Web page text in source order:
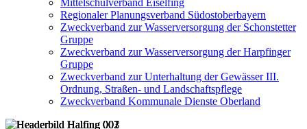
Mittelschulverband Eiselfing
Regionaler Planungsverband Südostoberbayern
Zweckverband zur Wasserversorgung der Schonstetter
Gruppe
Zweckverband zur Wasserversorgung der Harpfinger
Gruppe
Zweckverband zur Unterhaltung der Gewässer III.
Ordnung, Straßen- und Landschaftspflege
Zweckverband Kommunale Dienste Oberland